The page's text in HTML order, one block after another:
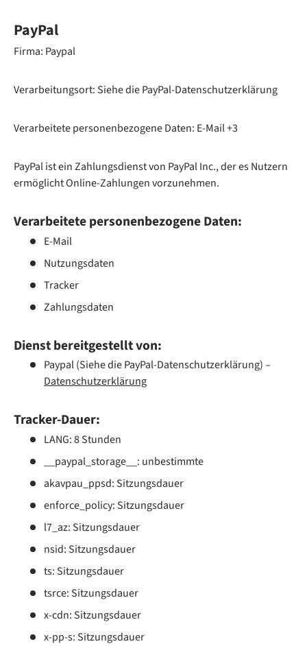
PayPal
Firma: Paypal
Verarbeitungsort: Siehe die PayPal-Datenschutzerklärung
Verarbeitete personenbezogene Daten: E-Mail +3
PayPal ist ein Zahlungsdienst von PayPal Inc., der es Nutzern
ermöglicht Online-Zahlungen vorzunehmen.
Verarbeitete personenbezogene Daten:
E-Mail
Nutzungsdaten
Tracker
Zahlungsdaten
Dienst bereitgestellt von:
Paypal (Siehe die PayPal-Datenschutzerklärung) –
Datenschutzerklärung
Tracker-Dauer:
LANG: 8 Stunden
__paypal_storage__: unbestimmte
akavpau_ppsd: Sitzungsdauer
enforce_policy: Sitzungsdauer
l7_az: Sitzungsdauer
nsid: Sitzungsdauer
ts: Sitzungsdauer
tsrce: Sitzungsdauer
x-cdn: Sitzungsdauer
x-pp-s: Sitzungsdauer